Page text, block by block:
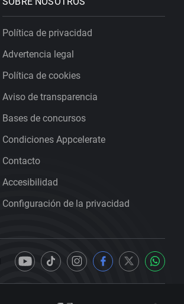
Política de privacidad
Advertencia legal
Política de cookies
Aviso de transparencia
Bases de concursos
Condiciones Appcelerate
Contacto
Accesibilidad
Configuración de la privacidad